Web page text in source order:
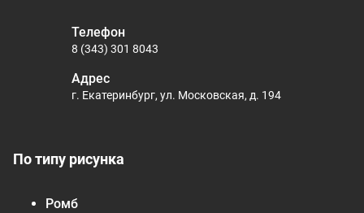
По типу рисунка
Ромб
Телефон
8 (343) 301 8043
Адрес
г. Екатеринбург, ул. Московская, д. 194